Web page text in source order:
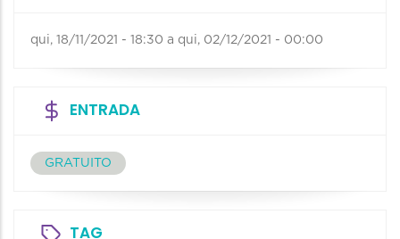
qui, 18/11/2021 - 18:30 a qui, 02/12/2021 - 00:00
ENTRADA
GRATUITO
TAG